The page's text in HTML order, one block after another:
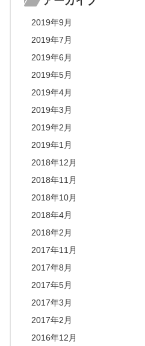
2019年9月
2019年7月
2019年6月
2019年5月
2019年4月
2019年3月
2019年2月
2019年1月
2018年12月
2018年11月
2018年10月
2018年4月
2018年2月
2017年11月
2017年8月
2017年5月
2017年3月
2017年2月
2016年12月